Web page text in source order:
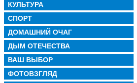
КУЛЬТУРА
СПОРТ
ДОМАШНИЙ ОЧАГ
ДЫМ ОТЕЧЕСТВА
ВАШ ВЫБОР
ФОТОВЗГЛЯД